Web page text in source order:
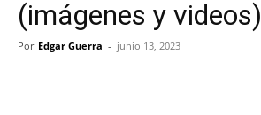
(imágenes y videos)
Por Edgar Guerra - junio 13, 2023